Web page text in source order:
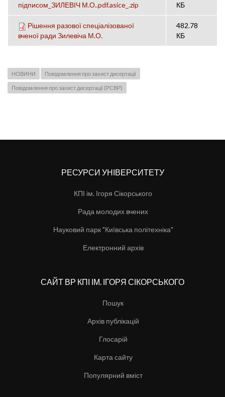
підписом_ЗИЛЕВІЧ М.О..pdf.asice_.zip
КБ
Рішення разової спеціалізованої
вченої ради Зилевіча М.О.
482.78
КБ
НОВИНИ Повідомлення про захист дисертації
Повідомлення про захист дисертації (РСВР)
РЕСУРСИ УНІВЕРСИТЕТУ
КПІ ім. Ігоря Сікорського
Рада молодих вчених
Науковий парк "Київська політехніка"
Електронний архів
САЙТ ВР КПІ ІМ. ІГОРЯ СІКОРСЬКОГО
Пошук
Архів публікацій
Глосарій
Карта сайту
Популярний вміст